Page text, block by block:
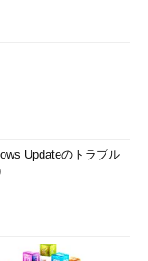
Updateのトラブル